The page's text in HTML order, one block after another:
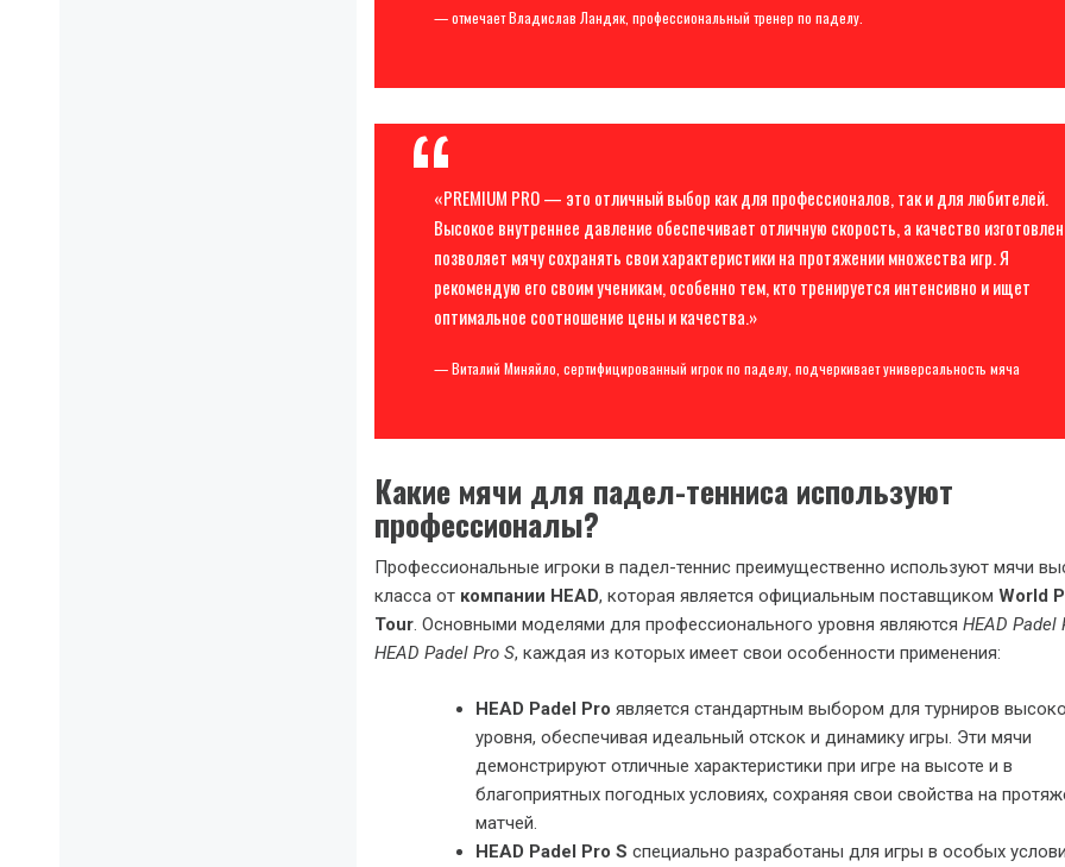
— отмечает Владислав Ландяк, профессиональный тренер по паделу.
«PREMIUM PRO — это отличный выбор как для профессионалов, так и для любителей.
Высокое внутреннее давление обеспечивает отличную скорость, а качество
позволяет мячу сохранять свои характеристики на протяжении множества игр. Я
рекомендую его своим ученикам, особенно тем, кто тренируется интенсивно и ищет
оптимальное соотношение цены и качества.»
— Виталий Миняйло, сертифицированный игрок по паделу, подчеркивает универсальность мяча
Какие мячи для падел-тенниса используют
профессионалы?
Профессиональные игроки в падел-теннис преимущественно используют мячи
класса от компании HEAD, которая является официальным поставщиком World
Tour. Основными моделями для профессионального уровня являются HEAD Padel
HEAD Padel Pro S, каждая из которых имеет свои особенности применения:
HEAD Padel Pro является стандартным выбором для турниров
уровня, обеспечивая идеальный отскок и динамику игры. Эти мячи
демонстрируют отличные характеристики при игре на высоте и в
благоприятных погодных условиях, сохраняя свои свойства на
матчей.
HEAD Padel Pro S специально разработаны для игры в особых